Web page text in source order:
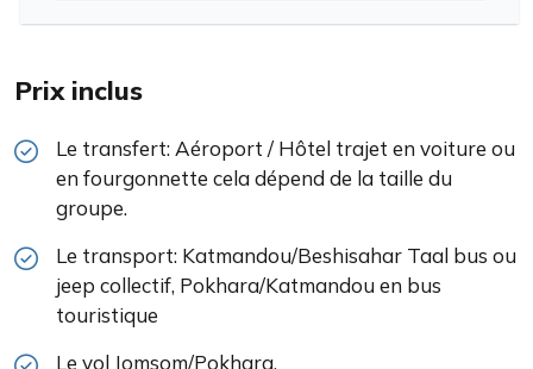
Prix inclus
Le transfert: Aéroport / Hôtel trajet en voiture ou
en fourgonnette cela dépend de la taille du
groupe.
Le transport: Katmandou/Beshisahar Taal bus ou
jeep collectif, Pokhara/Katmandou en bus
touristique
Le vol Jomsom/Pokhara.